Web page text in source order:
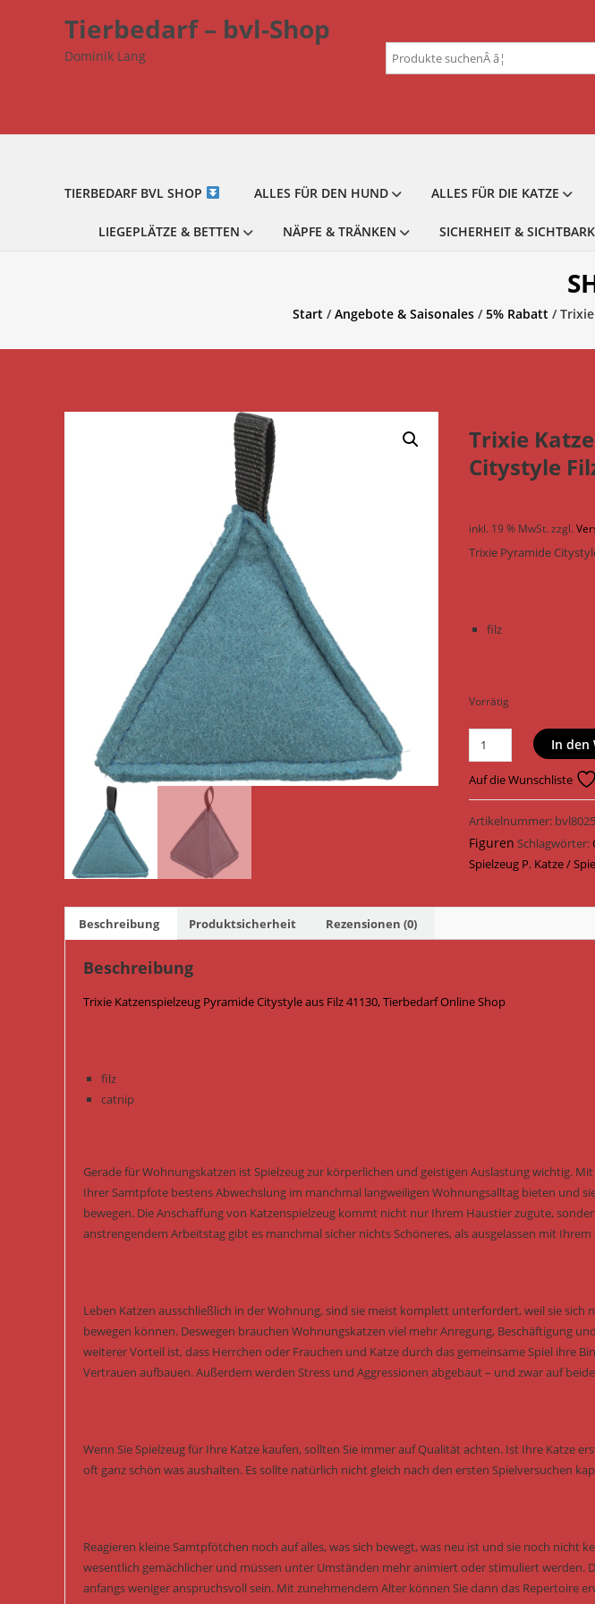
Tierbedarf – bvl-Shop
Dominik Lang
Suchen
nach:
TIERBEDARF BVL SHOP ALLES FÜR DEN HUND ALLES FÜR DIE KATZE
LIEGEPLÄTZE & BETTEN NÄPFE & TRÄNKEN SICHERHEIT &
Start/Angebote & Saisonales/5% Rabatt/ Trixie
Trixie
Citystyle
inkl. 19 % MwSt. zzgl.
Trixie Pyramide
filz
Vorrätig
Trixie
Katzenspielzeug
Pyramide
Citystyle
Filz
7
cm
In den
Auf die Wunschliste
Artikelnummer: bvl8025
Figuren Schlagwörter:
Spielzeug P, Katze /
Beschreibung Produktsicherheit Rezensionen (0)
Beschreibung
Trixie Katzenspielzeug Pyramide Citystyle aus Filz 41130, Tierbedarf Online Shop
filz
catnip
Gerade für Wohnungskatzen ist Spielzeug zur körperlichen und geistigen Auslastung wichtig.
Ihrer Samtpfote bestens Abwechslung im manchmal langweiligen Wohnungsalltag bieten und
bewegen. Die Anschaffung von Katzenspielzeug kommt nicht nur Ihrem Haustier zugute,
anstrengendem Arbeitstag gibt es manchmal sicher nichts Schöneres, als ausgelassen mit
Leben Katzen ausschließlich in der Wohnung, sind sie meist komplett unterfordert, weil sie sich
bewegen können. Deswegen brauchen Wohnungskatzen viel mehr Anregung, Beschäftigung
weiterer Vorteil ist, dass Herrchen oder Frauchen und Katze durch das gemeinsame Spiel ihre
Vertrauen aufbauen. Außerdem werden Stress und Aggressionen abgebaut – und zwar auf
Wenn Sie Spielzeug für Ihre Katze kaufen, sollten Sie immer auf Qualität achten. Ist Ihre Katze
oft ganz schön was aushalten. Es sollte natürlich nicht gleich nach den ersten Spielversuchen
Reagieren kleine Samtpfötchen noch auf alles, was sich bewegt, was neu ist und sie noch nicht
wesentlich gemächlicher und müssen unter Umständen mehr animiert oder stimuliert werden.
anfangs weniger anspruchsvoll sein. Mit zunehmendem Alter können Sie dann das Repertoire